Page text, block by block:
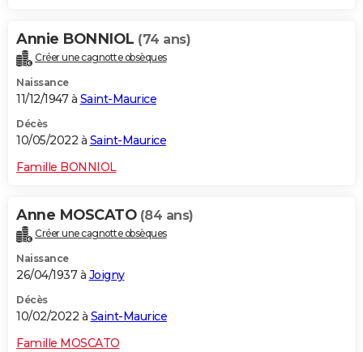
Annie BONNIOL (74 ans)
Créer une cagnotte obsèques
Naissance
11/12/1947 à Saint-Maurice
Décès
10/05/2022 à Saint-Maurice
Famille BONNIOL
Anne MOSCATO (84 ans)
Créer une cagnotte obsèques
Naissance
26/04/1937 à Joigny
Décès
10/02/2022 à Saint-Maurice
Famille MOSCATO